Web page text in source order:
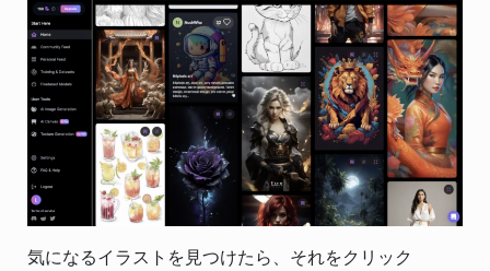
気になるイラストを見つけたら、それをクリック